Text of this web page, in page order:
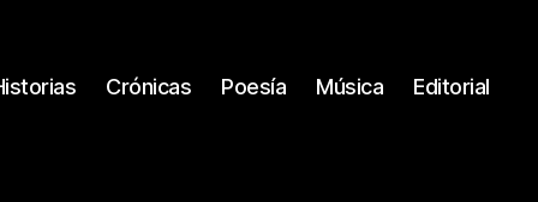
Crónicas Poesía Música Editorial